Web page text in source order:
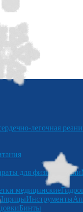
легочная
для физиотерапии
медицинские
Инструменты
Бинты